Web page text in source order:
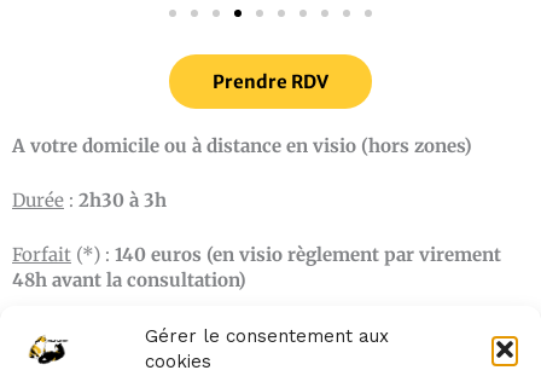
Gérer le consentement aux
cookies
Prendre RDV
A votre domicile ou à distance en visio (hors zones)
Durée : 2h30 à 3h
Forfait (*) : 140 euros (en visio règlement par virement
48h avant la consultation)
Frais de déplacement :0.75 du km > 15kms A/R